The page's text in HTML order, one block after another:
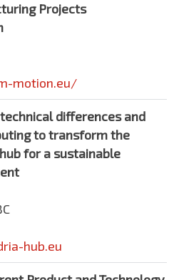
Projects
motion.eu/
differences and
to transform the
for a sustainable
hub.eu